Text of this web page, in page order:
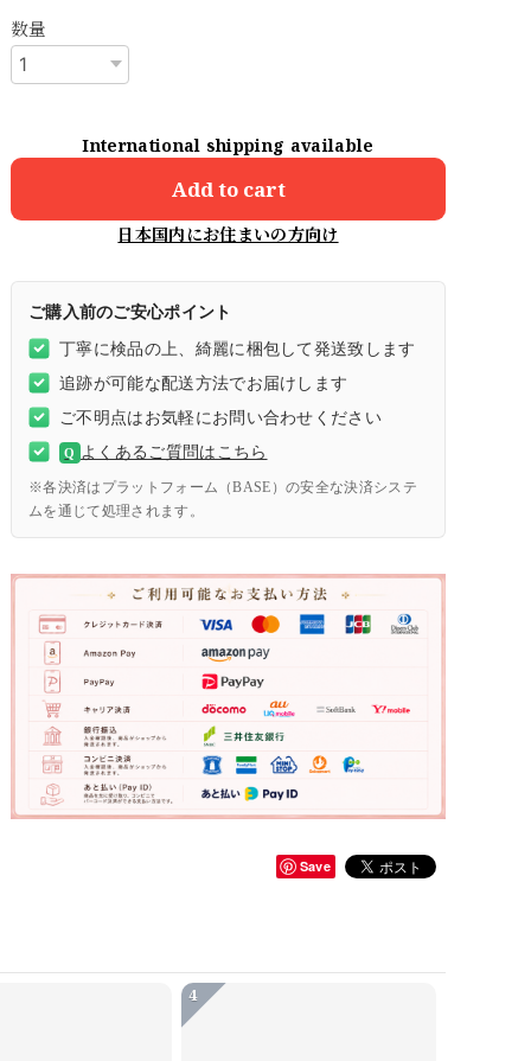
数量
International shipping available
Add to cart
日本国内にお住まいの方向け
ご購入前のご安心ポイント
丁寧に検品の上、綺麗に梱包して発送致します
追跡が可能な配送方法でお届けします
ご不明点はお気軽にお問い合わせください
Q よくあるご質問はこちら
※各決済はプラットフォーム（BASE）の安全な決済システ
ムを通じて処理されます。
Save
4